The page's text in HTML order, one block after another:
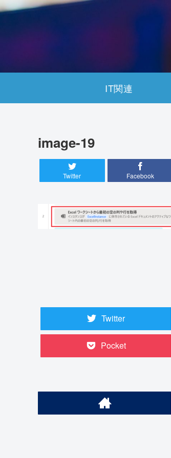
IT関連
image-19
Twitter Facebook
Twitter
Pocket